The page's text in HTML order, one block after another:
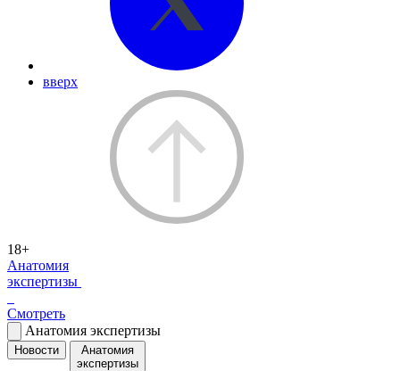
вверх
18+
Анатомия
экспертизы
Смотреть
Анатомия экспертизы
Новости
Анатомия
экспертизы